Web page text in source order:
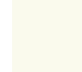
障害者アスリー
求人を紹介して